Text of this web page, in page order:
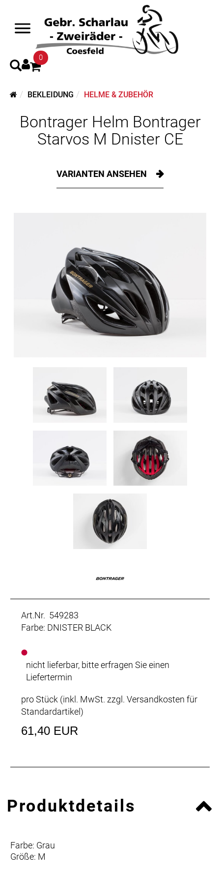
0
BEKLEIDUNG HELME & ZUBEHÖR
Bontrager Helm Bontrager
Starvos M Dnister CE
VARIANTEN ANSEHEN
Art.Nr. 549283
Farbe: DNISTER BLACK
nicht lieferbar, bitte erfragen Sie einen
Liefertermin
pro Stück (inkl. MwSt. zzgl. Versandkosten für
Standardartikel)
61,40 EUR
Produktdetails
Farbe: Grau
Größe: M